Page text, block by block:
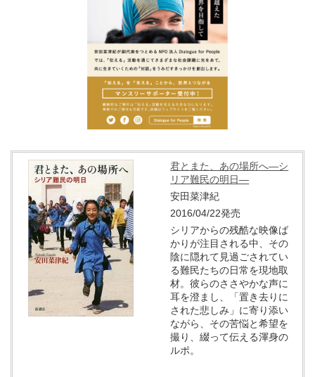
君とまた、あの場所へ―シ
リア難民の明日―
安田菜津紀
2016/04/22発売
シリアからの残酷な映像ば
かりが注目される中、その
陰に隠れて見過ごされてい
る難民たちの日常を現地取
材。彼らのささやかな声に
耳を澄まし、「置き去りに
された悲しみ」に寄り添い
ながら、その苦悩と希望を
撮り、綴って伝える渾身の
ルポ。